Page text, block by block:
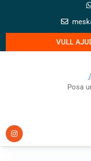
VULL
Posa